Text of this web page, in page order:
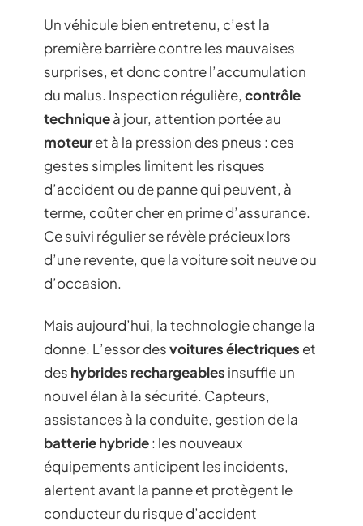
Un véhicule bien entretenu, c’est la
première barrière contre les mauvaises
surprises, et donc contre l’accumulation
du malus. Inspection régulière, contrôle
techniqueà jour, attention portée au
moteuret à la pression des pneus : ces
gestes simples limitent les risques
d’accident ou de panne qui peuvent, à
terme, coûter cher en prime d’assurance.
Ce suivi régulier se révèle précieux lors
d’une revente, que la voiture soit neuve ou
d’occasion.
Mais aujourd’hui, la technologie change la
donne. L’essor desvoitures électriques et
des hybrides rechargeables insuffle un
nouvel élan à la sécurité. Capteurs,
assistances à la conduite, gestion de la
batterie hybride: les nouveaux
équipements anticipent les incidents,
alertent avant la panne et protègent le
conducteur du risque d’accident